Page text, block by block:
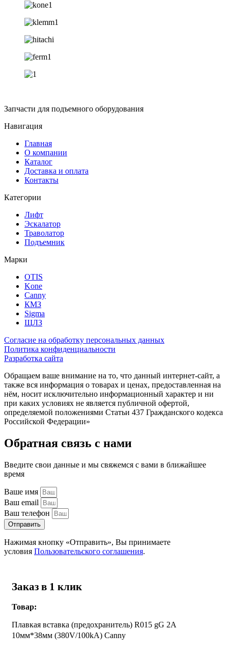
Запчасти для подъемного оборудования
Навигация
Главная
О компании
Каталог
Доставка и оплата
Контакты
Категории
Лифт
Эскалатор
Траволатор
Подъемник
Марки
OTIS
Kone
Canny
КМЗ
Sigma
ЩЛЗ
Согласие на обработку персональных данных
Политика конфиденциальности
Разработка сайта
Обращаем ваше внимание на то, что данный интернет-сайт, а
также вся информация о товарах и ценах, предоставленная на
нём, носит исключительно информационный характер и ни
при каких условиях не является публичной офертой,
определяемой положениями Статьи 437 Гражданского кодекса
Российской Федерации»
Обратная связь с нами
Введите свои данные и мы свяжемся с вами в ближайшее
время
Ваше имя
Ваш email
Ваш телефон
Отправить
Нажимая кнопку «Отправить», Вы принимаете
условия Пользовательского соглашения.
Заказ в 1 клик
Товар:
Плавкая вставка (предохранитель) R015 gG 2A
10мм*38мм (380V/100kA) Canny